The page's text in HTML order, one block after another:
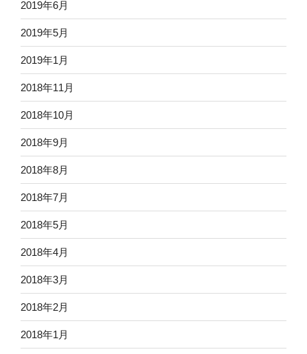
2019年6月
2019年5月
2019年1月
2018年11月
2018年10月
2018年9月
2018年8月
2018年7月
2018年5月
2018年4月
2018年3月
2018年2月
2018年1月